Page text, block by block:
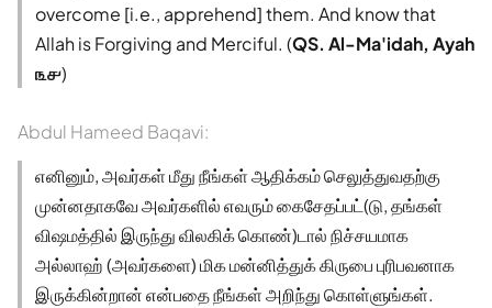
overcome [i.e., apprehend] them. And know that
Allah is Forgiving and Merciful. (QS. Al-Ma'idah, Ayah
௩௪)
Abdul Hameed Baqavi:
எனினும், அவர்கள் மீது நீங்கள் ஆதிக்கம் செலுத்துவதற்கு
முன்னதாகவே அவர்களில் எவரும் கைசேதப்பட்(டு, தங்கள்
விஷமத்தில் இருந்து விலகிக் கொண்)டால் நிச்சயமாக
அல்லாஹ் (அவர்களை) மிக மன்னித்துக் கிருபை புரிபவனாக
இருக்கின்றான் என்பதை நீங்கள் அறிந்து கொள்ளுங்கள்.